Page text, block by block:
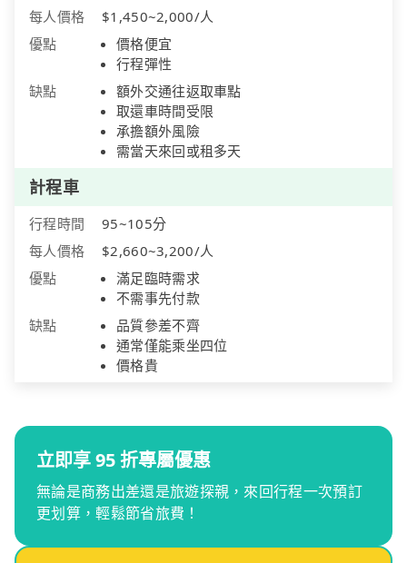
每人價格
$1,450~2,000/人
優點
價格便宜
行程彈性
缺點
額外交通往返取車點
取還車時間受限
承擔額外風險
需當天來回或租多天
計程車
行程時間
95~105分
每人價格
$2,660~3,200/人
優點
滿足臨時需求
不需事先付款
缺點
品質參差不齊
通常僅能乘坐四位
價格貴
立即享 95 折專屬優惠
無論是商務出差還是旅遊探親，來回行程一次預訂
更划算，輕鬆節省旅費！